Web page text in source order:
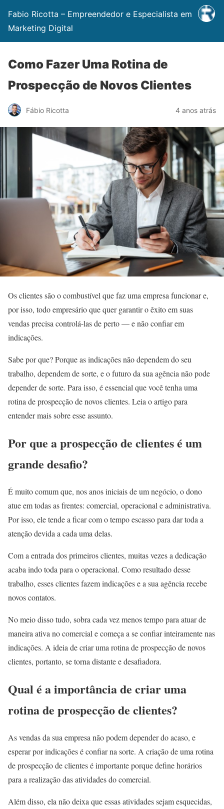
Fabio Ricotta – Empreendedor e Especialista em
Marketing Digital
Como Fazer Uma Rotina de
Prospecção de Novos Clientes
Fábio Ricotta 4 anos atrás
Os clientes são o combustível que faz uma empresa funcionar e,
por isso, todo empresário que quer garantir o êxito em suas
vendas precisa controlá-las de perto — e não confiar em
indicações.
Sabe por que? Porque as indicações não dependem do seu
trabalho, dependem de sorte, e o futuro da sua agência não pode
depender de sorte. Para isso, é essencial que você tenha uma
rotina de prospecção de novos clientes. Leia o artigo para
entender mais sobre esse assunto.
Por que a prospecção de clientes é um
grande desafio?
É muito comum que, nos anos iniciais de um negócio, o dono
atue em todas as frentes: comercial, operacional e administrativa.
Por isso, ele tende a ficar com o tempo escasso para dar toda a
atenção devida a cada uma delas.
Com a entrada dos primeiros clientes, muitas vezes a dedicação
acaba indo toda para o operacional. Como resultado desse
trabalho, esses clientes fazem indicações e a sua agência recebe
novos contatos.
No meio disso tudo, sobra cada vez menos tempo para atuar de
maneira ativa no comercial e começa a se confiar inteiramente nas
indicações. A ideia de criar uma rotina de prospecção de novos
clientes, portanto, se torna distante e desafiadora.
Qual é a importância de criar uma
rotina de prospecção de clientes?
As vendas da sua empresa não podem depender do acaso, e
esperar por indicações é confiar na sorte. A criação de uma rotina
de prospecção de clientes é importante porque define horários
para a realização das atividades do comercial.
Além disso, ela não deixa que essas atividades sejam esquecidas,